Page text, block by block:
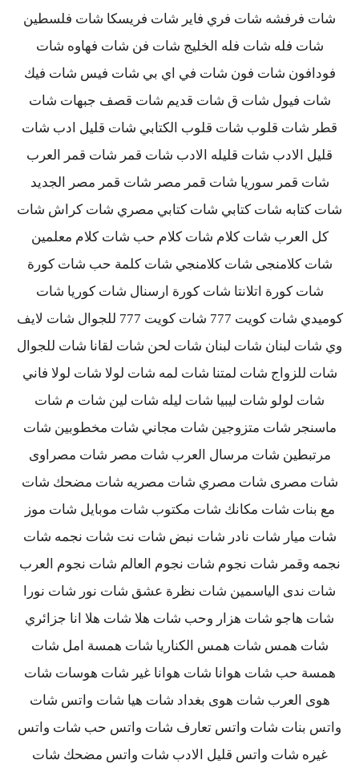
شات فرفشه شات فري فاير شات فريسكا شات فلسطين
شات فله شات فله الخليج شات فن شات فهاوه شات
فودافون شات فون شات في اي بي شات فيس شات فيك
شات فيول شات ق شات قديم شات قصف جبهات شات
قطر شات قلوب شات قلوب الكتابي شات قليل ادب شات
قليل الادب شات قليله الادب شات قمر شات قمر العرب
شات قمر سوريا شات قمر مصر شات قمر مصر الجديد
شات كتابه شات كتابي شات كتابي مصري شات كراش شات
كل العرب شات كلام شات كلام حب شات كلام معلمين
شات كلامنجى شات كلامنجي شات كلمة حب شات كورة
شات كورة اتلانتا شات كورة ارسنال شات كوريا شات
كوميدي شات كويت 777 شات كويت 777 للجوال شات لايف
وي شات لبنان شات لبنان شات لحن شات لقانا شات للجوال
شات للزواج شات لمتنا شات لمه شات لولا شات لولا فاني
شات لولو شات ليبيا شات ليله شات لين شات م شات
ماسنجر شات متزوجين شات مجاني شات مخطوبين شات
مرتبطين شات مرسال العرب شات مصر شات مصراوى
شات مصرى شات مصري شات مصريه شات مضحك شات
مع بنات شات مكانك شات مكتوب شات موبايل شات موز
شات ميار شات نادر شات نبض شات نت شات نجمه شات
نجمه وقمر شات نجوم شات نجوم العالم شات نجوم العرب
شات ندى الياسمين شات نظرة عشق شات نور شات نورا
شات هاجو شات هزار وحب شات هلا شات هلا انا جزائري
شات همس شات همس الكناريا شات همسة امل شات
همسة حب شات هوانا شات هوانا غير شات هوسات شات
هوى العرب شات هوى بغداد شات هيا شات واتس شات
واتس بنات شات واتس تعارف شات واتس حب شات واتس
غيره شات واتس قليل الادب شات واتس مضحك شات